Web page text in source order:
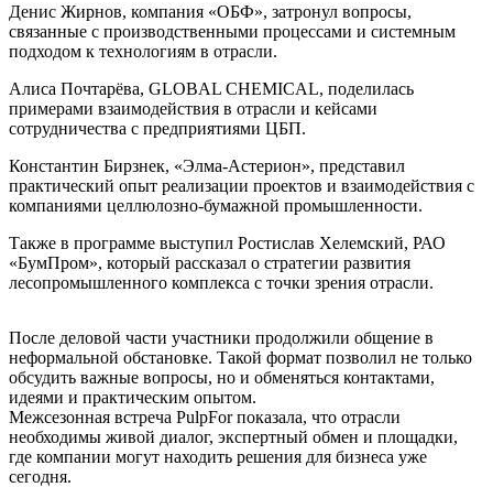
Денис Жирнов, компания «ОБФ», затронул вопросы,
связанные с производственными процессами и системным
подходом к технологиям в отрасли.
Алиса Почтарёва, GLOBAL CHEMICAL, поделилась
примерами взаимодействия в отрасли и кейсами
сотрудничества с предприятиями ЦБП.
Константин Бирзнек, «Элма-Астерион», представил
практический опыт реализации проектов и взаимодействия с
компаниями целлюлозно-бумажной промышленности.
Также в программе выступил Ростислав Хелемский, РАО
«БумПром», который рассказал о стратегии развития
лесопромышленного комплекса с точки зрения отрасли.
После деловой части участники продолжили общение в
неформальной обстановке. Такой формат позволил не только
обсудить важные вопросы, но и обменяться контактами,
идеями и практическим опытом.
Межсезонная встреча PulpFor показала, что отрасли
необходимы живой диалог, экспертный обмен и площадки,
где компании могут находить решения для бизнеса уже
сегодня.